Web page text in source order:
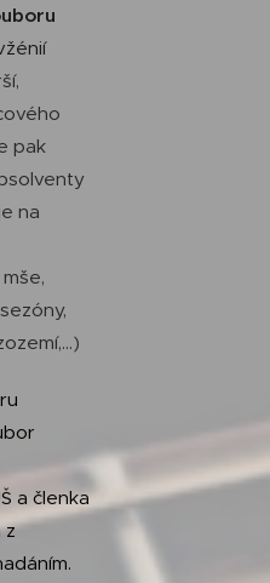
pak
na
a členka
z